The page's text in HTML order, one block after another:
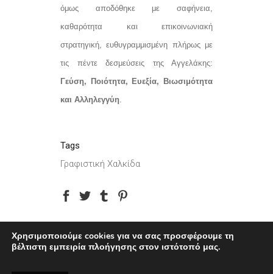
όμως αποδόθηκε με σαφήνεια,
καθαρότητα και επικοινωνιακή
στρατηγική, ευθυγραμμισμένη πλήρως με
τις πέντε δεσμεύσεις της Αγγελάκης:
Γεύση, Ποιότητα, Ευεξία, Βιωσιμότητα
και Αλληλεγγύη
Tags
Γραφιστική Χαλκίδα
Χρησιμοποιούμε cookies για να σας προσφέρουμε τη
βέλτιστη εμπειρία πλοήγησης στον ιστότοπό μας.